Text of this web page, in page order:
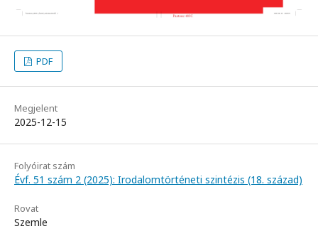
PDF
Megjelent
2025-12-15
Folyóirat szám
Évf. 51 szám 2 (2025): Irodalomtörténeti szintézis (18. század)
Rovat
Szemle